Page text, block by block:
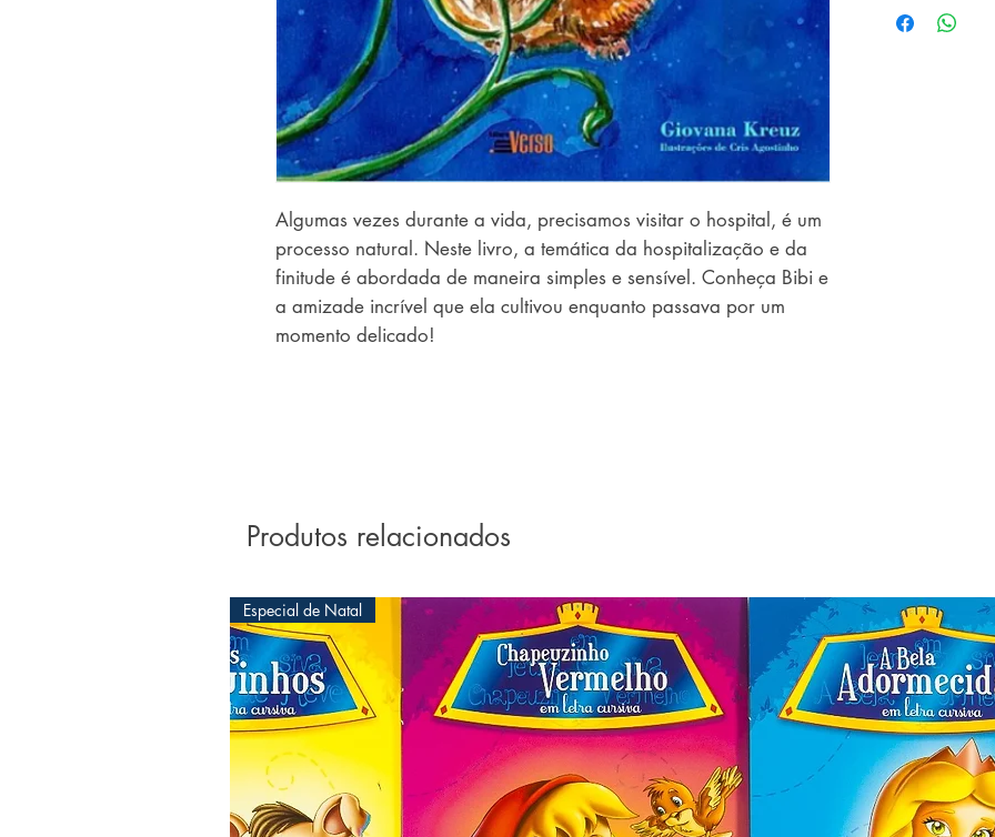
Algumas vezes durante a vida, precisamos visitar o hospital, é um
processo natural. Neste livro, a temática da hospitalização e da
finitude é abordada de maneira simples e sensível. Conheça Bibi e
a amizade incrível que ela cultivou enquanto passava por um
momento delicado!
Produtos relacionados
Especial de Natal